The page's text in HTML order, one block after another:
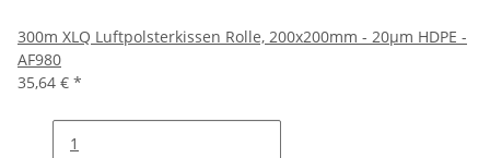
300m XLQ Luftpolsterkissen Rolle, 200x200mm - 20µm HDPE -
AF980
35,64 € *